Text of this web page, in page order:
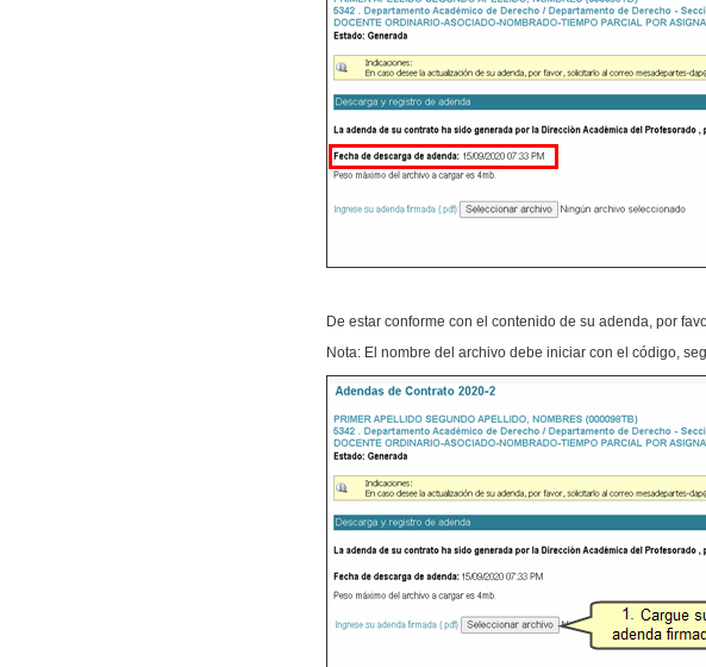
De estar conforme con el contenido de su adenda, por
Nota: El nombre del archivo debe iniciar con el código,